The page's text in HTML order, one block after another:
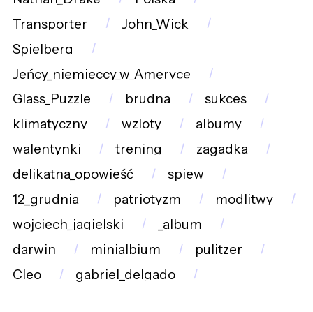
Transporter
John_Wick
Spielberg
Jeńcy_niemieccy_w_Ameryce
Glass_Puzzle
brudna
sukces
klimatyczny
wzloty
albumy
walentynki
trening
zagadka
delikatna_opowieść
spiew
12_grudnia
patriotyzm
modlitwy
wojciech_jagielski
_album
darwin
minialbium
pulitzer
Cleo
gabriel_delgado